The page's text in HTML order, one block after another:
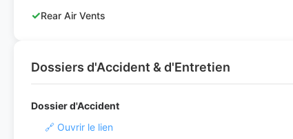
✓Rear Air Vents
Dossiers d'Accident & d'Entretien
Dossier d'Accident
🔗 Ouvrir le lien